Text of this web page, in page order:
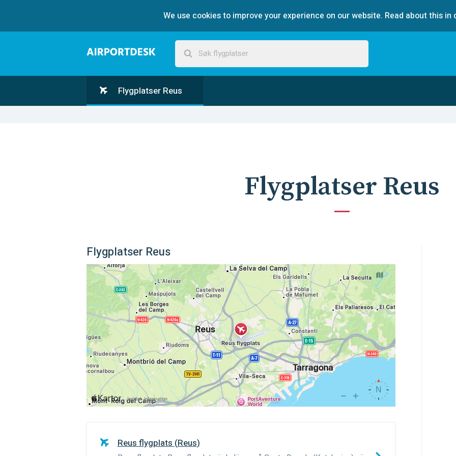
We use cookies to improve your experience on our website. Read about this in
Flygplatser Reus
Flygplatser Reus
Flygplatser Reus
Reus flygplats (Reus)